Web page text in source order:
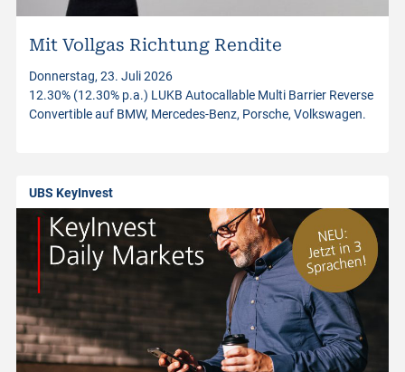
s
m
e
Mit Vollgas Richtung Rendite
Donnerstag, 23. Juli 2026
12.30% (12.30% p.a.) LUKB Autocallable Multi Barrier Reverse
Convertible auf BMW, Mercedes-Benz, Porsche, Volkswagen.
UBS KeyInvest